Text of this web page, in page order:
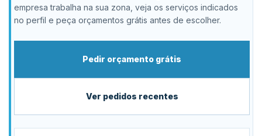
empresa trabalha na sua zona, veja os serviços indicados
no perfil e peça orçamentos grátis antes de escolher.
Pedir orçamento grátis
Ver pedidos recentes